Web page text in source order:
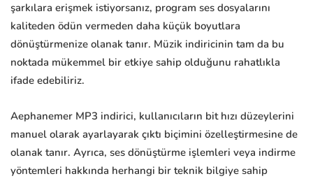
şarkılara erişmek istiyorsanız, program ses dosyalarını
kaliteden ödün vermeden daha küçük boyutlara
dönüştürmenize olanak tanır. Müzik indiricinin tam da bu
noktada mükemmel bir etkiye sahip olduğunu rahatlıkla
ifade edebiliriz.
Aephanemer MP3 indirici, kullanıcıların bit hızı düzeylerini
manuel olarak ayarlayarak çıktı biçimini özelleştirmesine de
olanak tanır. Ayrıca, ses dönüştürme işlemleri veya indirme
yöntemleri hakkında herhangi bir teknik bilgiye sahip